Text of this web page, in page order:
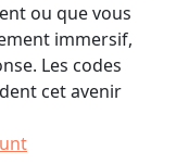
ou que vous
immersif,
Les codes
cet avenir